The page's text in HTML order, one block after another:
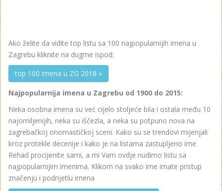
Ako želite da vidite top listu sa 100 najpopularnijih imena u
Zagrebu kliknite na dugme ispod:
top 100 imena u ZG 2018 »
Najpopularnija imena u Zagrebu od 1900 do 2015:
Neka osobna imena su već cijelo stoljeće bila i ostala među 10
najomiljenijih, neka su iščezla, a neka su potpuno nova na
zagrebačkoj onomastičkoj sceni. Kako su se trendovi mijenjali
kroz protekle decenije i kako je na listama zastupljeno ime
Rehad procijenite sami, a mi Vam ovdje nudimo listu sa
najpopularnijim imenima. Klikom na svako ime imate pristup
značenju i podrijetlu imena